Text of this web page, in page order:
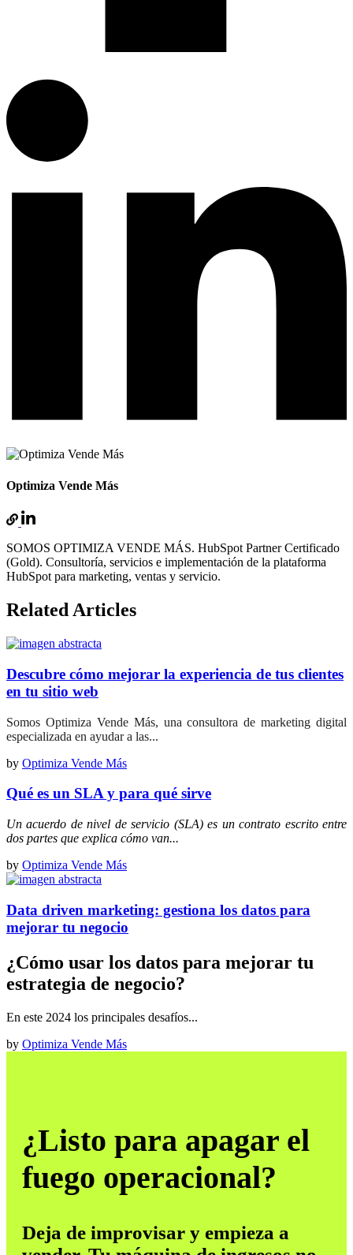
Optimiza Vende Más
SOMOS OPTIMIZA VENDE MÁS. HubSpot Partner Certificado
(Gold). Consultoría, servicios e implementación de la plataforma
HubSpot para marketing, ventas y servicio.
Related Articles
Descubre cómo mejorar la experiencia de tus clientes
en tu sitio web
Somos Optimiza Vende Más, una consultora de marketing digital
especializada en ayudar a las...
by Optimiza Vende Más
Qué es un SLA y para qué sirve
Un acuerdo de nivel de servicio (SLA) es un contrato escrito entre
dos partes que explica cómo van...
by Optimiza Vende Más
Data driven marketing: gestiona los datos para
mejorar tu negocio
¿Cómo usar los datos para mejorar tu
estrategia de negocio?
En este 2024 los principales desafíos...
by Optimiza Vende Más
¿Listo para apagar el
fuego operacional?
Deja de improvisar y empieza a